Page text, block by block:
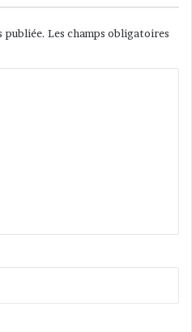
publiée. Les champs obligatoires